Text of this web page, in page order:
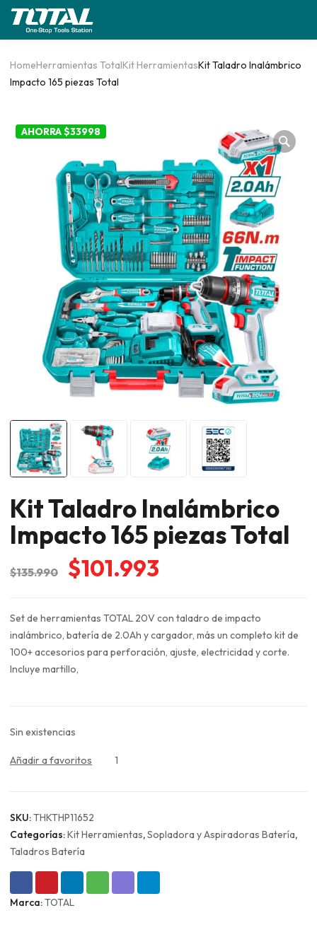
HomeHerramientas TotalKit HerramientasKit Taladro Inalámbrico
Impacto 165 piezas Total
AHORRA $33998
Kit Taladro Inalámbrico
Impacto 165 piezas Total
$135.990
El
original
era:
$135.990.
$101.993
actual
es:
$101.993.
Set de herramientas TOTAL 20V con taladro de impacto
inalámbrico, batería de 2.0Ah y cargador, más un completo kit de
100+ accesorios para perforación, ajuste, electricidad y corte.
Incluye martillo,
Sin existencias
Añadir a favoritos 1
SKU:THKTHP11652
Categorías:Kit Herramientas,Sopladora y Aspiradoras Batería,
Taladros Batería
Marca:TOTAL